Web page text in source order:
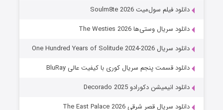
دانلود فیلم سول‌میت Soulm8te 2026
دانلود سریال وستی‌ها The Westies 2026
دانلود سریال One Hundred Years of Solitude 2024-2026
دانلود قسمت پنجم سریال کوری با کیفیت عالی BluRay
دانلود انیمیشن دکورادو Decorado 2025
دانلود سریال قصر شرقی The East Palace 2026